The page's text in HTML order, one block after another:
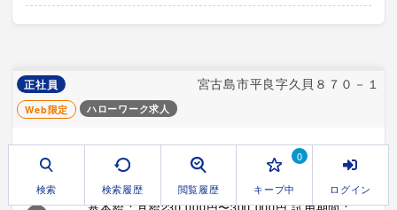
正社員 宮古島市平良字久貝８７０－１
Web限定 ハローワーク求人
宮古島の雪塩 ルート営業／ノルマなし
株式会社宮古島の雪塩
検索 検索履歴 閲覧履歴 キープ中
0
ログイン